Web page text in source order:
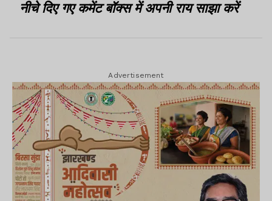
नीचे दिए गए कमेंट बॉक्स में अपनी राय साझा करें
Advertisement